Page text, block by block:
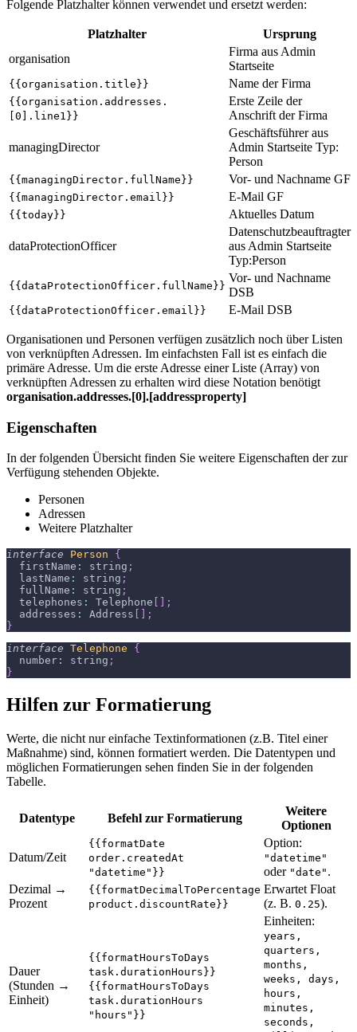
Folgende Platzhalter können verwendet und ersetzt werden:
Platzhalter
Ursprung
organisation
Firma aus Admin
Startseite
{{organisation.title}} Name der Firma
{{organisation.addresses.
[0].line1}}
Erste Zeile der
Anschrift der Firma
managingDirector
Geschäftsführer aus
Admin Startseite Typ:
Person
{{managingDirector.fullName}} Vor- und Nachname GF
{{managingDirector.email}} E-Mail GF
{{today}} Aktuelles Datum
dataProtectionOfficer
Datenschutzbeauftragter
aus Admin Startseite
Typ:Person
{{dataProtectionOfficer.fullName}}
Vor- und Nachname
DSB
{{dataProtectionOfficer.email}} E-Mail DSB
Organisationen und Personen verfügen zusätzlich noch über Listen
von verknüpften Adressen. Im einfachsten Fall ist es einfach die
primäre Adresse. Um die erste Adresse einer Liste (Array) von
verknüpften Adressen zu erhalten wird diese Notation benötigt
organisation.addresses.[0].[addressproperty]
Eigenschaften
In der folgenden Übersicht finden Sie weitere Eigenschaften der zur
Verfügung stehenden Objekte.
Personen
Adressen
Weitere Platzhalter
interface Person
{
firstName : string ;
lastName : string ;
fullName : string ;
telephones : Telephone
;
addresses : Address
;
}
interface Telephone
{
number : string ;
}
Hilfen zur Formatierung
Werte, die nicht nur einfache Textinformationen (z.B. Titel einer
Maßnahme) sind, können formatiert werden. Die Datentypen und
möglichen Formatierungen sehen finden Sie in der folgenden
Tabelle.
Datentype Befehl zur Formatierung
Weitere
Optionen
Datum/Zeit
{{formatDate
order.createdAt
"datetime"}}
Option:
"datetime"
oder "date" .
Dezimal →
Prozent
{{formatDecimalToPercentage
product.discountRate}}
Erwartet Float
(z. B. 0.25).
Dauer
(Stunden →
Einheit)
{{formatHoursToDays
task.durationHours}}
{{formatHoursToDays
task.durationHours
"hours"}}
Einheiten:
years,
quarters,
months,
weeks, days,
hours,
minutes,
seconds,